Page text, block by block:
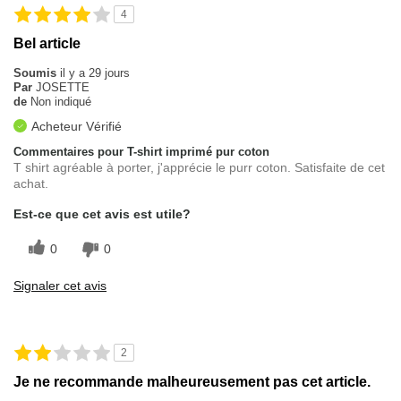
4
Bel article
Soumis il y a 29 jours
Par JOSETTE
de Non indiqué
Acheteur Vérifié
Commentaires pour T-shirt imprimé pur coton
T shirt agréable à porter, j'apprécie le purr coton. Satisfaite de cet
achat.
Est-ce que cet avis est utile?
0 0
Signaler cet avis
2
Je ne recommande malheureusement pas cet article.